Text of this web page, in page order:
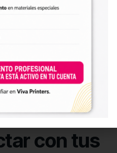
perfecto
con tus